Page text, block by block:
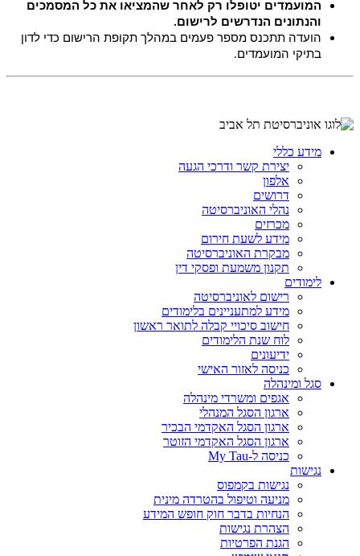
המועמדים יטופלו רק לאחר שהמציאו את כל המסמכים
והנתונים הנדרשים לרישום.
הועדה תתכנס מספר פעמים במהלך תקופת הרישום כדי לדון
בתיקי המועמדים.
מידע כללי
יצירת קשר ודרכי הגעה
אלפון
דרושים
נהלי האוניברסיטה
מכרזים
מידע לשעת חירום
מבקרת האוניברסיטה
תקנון משמעת ופסקי דין
לימודים
רישום לאוניברסיטה
מידע למתעניינים בלימודים
חישוב סיכויי קבלה לתואר ראשון
לוח שנת הלימודים
ידיעונים
כניסה לאזור האישי
סגל ומינהלה
אגפים ומשרדי מינהלה
ארגון הסגל המנהלי
ארגון הסגל האקדמי הבכיר
ארגון הסגל האקדמי הזוטר
כניסה ל-My Tau
נגישות
נגישות בקמפוס
מניעה וטיפול בהטרדה מינית
הנחיות בדבר חוק חופש המידע
הצהרת נגישות
הגנת הפרטיות